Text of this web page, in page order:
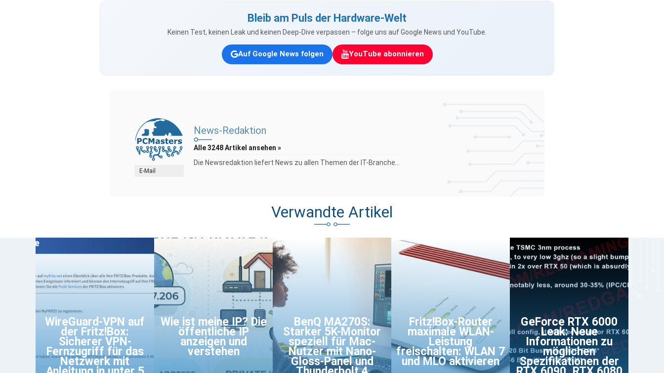
Bleib am Puls der Hardware-Welt
Keinen Test, keinen Leak und keinen Deep-Dive verpassen – folge uns auf Google News und YouTube.
Auf Google News folgen YouTube abonnieren
E-Mail
News-Redaktion
Alle 3248 Artikel ansehen »
Die Newsredaktion liefert News zu allen Themen der IT-Branche...
Verwandte Artikel
WireGuard-VPN auf
der Fritz!Box:
Sicherer VPN-
Fernzugriff für das
Netzwerk mit
Wie ist meine IP? Die
öffentliche IP
anzeigen und
verstehen
BenQ MA270S:
Starker 5K-Monitor
speziell für Mac-
Nutzer mit Nano-
Gloss-Panel und
Fritz!Box-Router
maximale WLAN-
Leistung
freischalten: WLAN 7
und MLO aktivieren
GeForce RTX 6000
Leak: Neue
Informationen zu
möglichen
Spezifikationen der